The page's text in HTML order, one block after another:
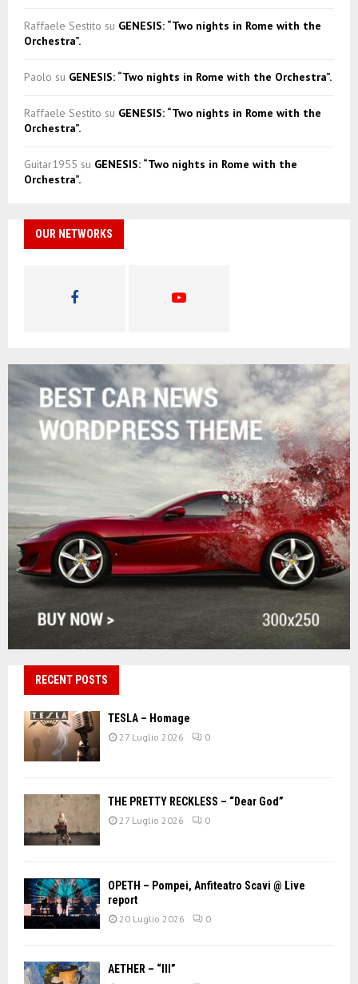
Raffaele Sestito su GENESIS: “Two nights in Rome with the
Orchestra”.
Paolo su GENESIS: “Two nights in Rome with the Orchestra”.
Raffaele Sestito su GENESIS: “Two nights in Rome with the
Orchestra”.
Guitar1955 su GENESIS: “Two nights in Rome with the
Orchestra”.
OUR NETWORKS
RECENT POSTS
TESLA – Homage
27 Luglio 2026 0
THE PRETTY RECKLESS – “Dear God”
27 Luglio 2026 0
OPETH – Pompei, Anfiteatro Scavi @ Live
report
20 Luglio 2026 0
AETHER – “III”